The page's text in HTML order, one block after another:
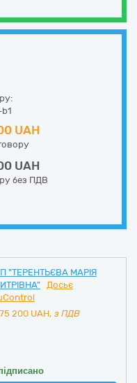
UAH
UAH
без ПДВ
"ТЕРЕНТЬЄВА МАРІЯ
Досьє
200 UAH, з ПДВ